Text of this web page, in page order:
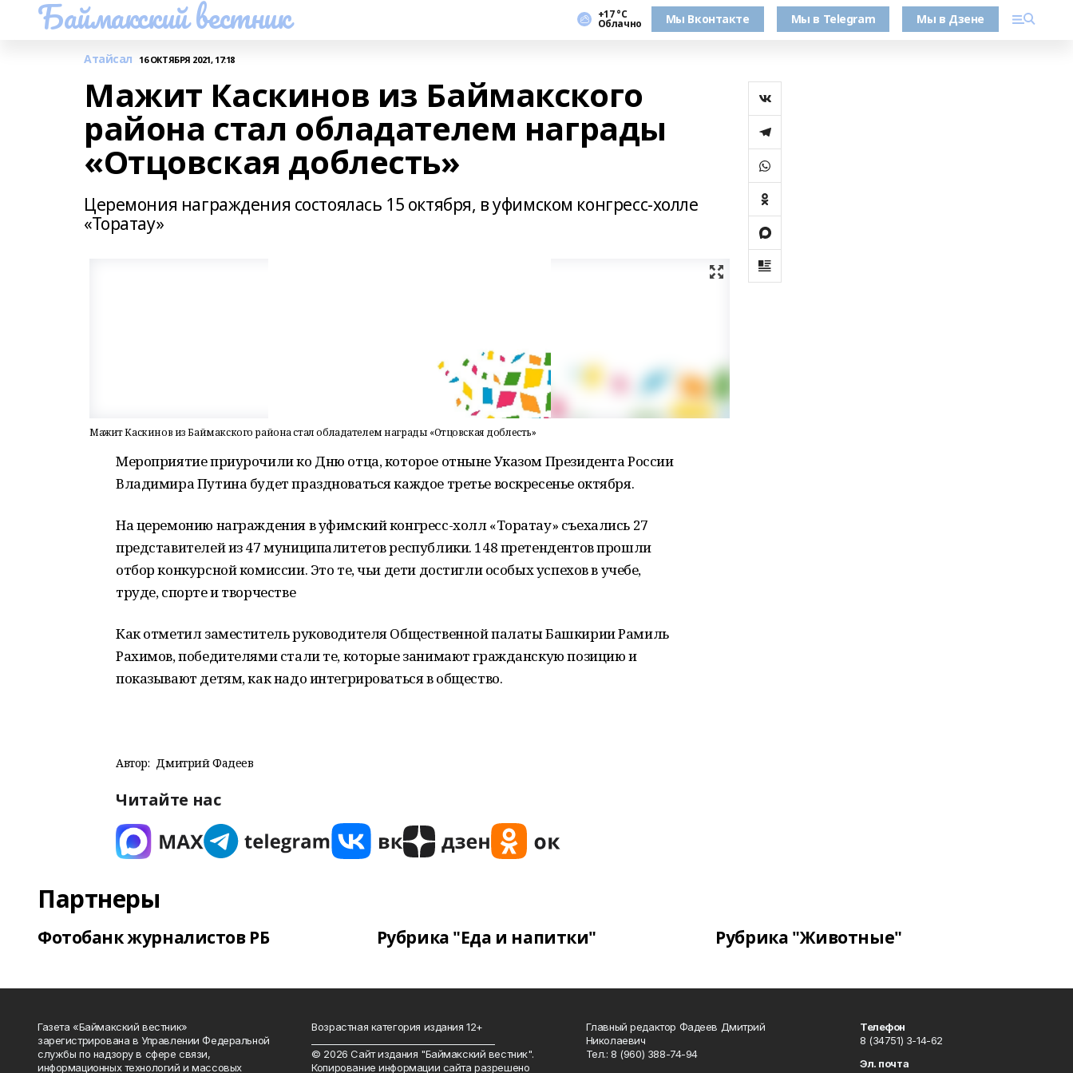
Баймакский вестник +17 °С
Облачно Мы Вконтакте Мы в Telegram Мы в Дзене
Атайсал 16 ОКТЯБРЯ 2021, 17:18
Мажит Каскинов из Баймакского
района стал обладателем награды
«Отцовская доблесть»
Церемония награждения состоялась 15 октября, в уфимском конгресс-холле
«Торатау»
Мажит Каскинов из Баймакского района стал обладателем награды «Отцовская доблесть»
Мероприятие приурочили ко Дню отца, которое отныне Указом Президента России
Владимира Путина будет праздноваться каждое третье воскресенье октября.
На церемонию награждения в уфимский конгресс-холл «Торатау» съехались 27
представителей из 47 муниципалитетов республики. 148 претендентов прошли
отбор конкурсной комиссии. Это те, чьи дети достигли особых успехов в учебе,
труде, спорте и творчестве
Как отметил заместитель руководителя Общественной палаты Башкирии Рамиль
Рахимов, победителями стали те, которые занимают гражданскую позицию и
показывают детям, как надо интегрироваться в общество.
Автор: Дмитрий Фадеев
Читайте нас
Партнеры
Фотобанк журналистов РБ Рубрика "Еда и напитки" Рубрика "Животные"
Газета «Баймакский вестник»
зарегистрирована в Управлении Федеральной
службы по надзору в сфере связи,
информационных технологий и массовых
Возрастная категория издания 12+
© 2026 Сайт издания "Баймакский вестник".
Копирование информации сайта разрешено
Главный редактор Фадеев Дмитрий
Николаевич
Тел.: 8 (960) 388-74-94
Телефон
8 (34751) 3-14-62
Эл. почта